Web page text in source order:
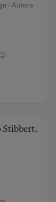
- Autore
Stibbert.